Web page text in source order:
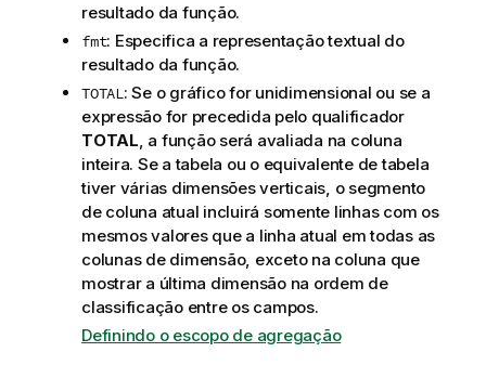
resultado da função.
fmt: Especifica a representação textual do
resultado da função.
TOTAL: Se o gráfico for unidimensional ou se a
expressão for precedida pelo qualificador
TOTAL, a função será avaliada na coluna
inteira. Se a tabela ou o equivalente de tabela
tiver várias dimensões verticais, o segmento
de coluna atual incluirá somente linhas com os
mesmos valores que a linha atual em todas as
colunas de dimensão, exceto na coluna que
mostrar a última dimensão na ordem de
classificação entre os campos.
Definindo o escopo de agregação